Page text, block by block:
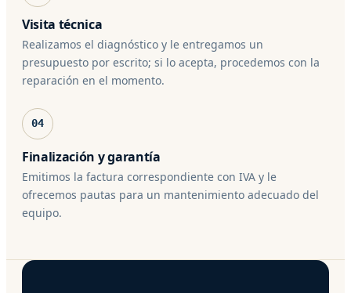
Visita técnica
Realizamos el diagnóstico y le entregamos un
presupuesto por escrito; si lo acepta, procedemos con la
reparación en el momento.
04
Finalización y garantía
Emitimos la factura correspondiente con IVA y le
ofrecemos pautas para un mantenimiento adecuado del
equipo.